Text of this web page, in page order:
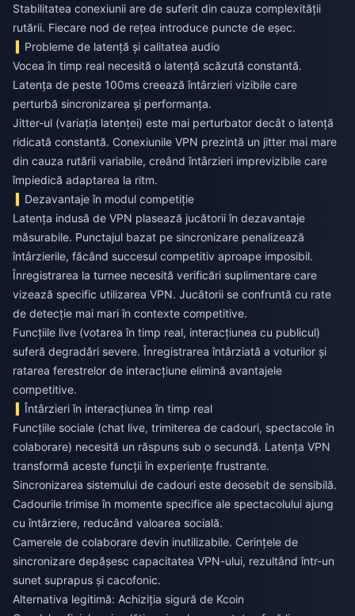
Stabilitatea conexiunii are de suferit din cauza complexității
rutării. Fiecare nod de rețea introduce puncte de eșec.
Probleme de latență și calitatea audio
Vocea în timp real necesită o latență scăzută constantă.
Latența de peste 100ms creează întârzieri vizibile care
perturbă sincronizarea și performanța.
Jitter-ul (variația latenței) este mai perturbator decât o latență
ridicată constantă. Conexiunile VPN prezintă un jitter mai mare
din cauza rutării variabile, creând întârzieri imprevizibile care
împiedică adaptarea la ritm.
Dezavantaje în modul competiție
Latența indusă de VPN plasează jucătorii în dezavantaje
măsurabile. Punctajul bazat pe sincronizare penalizează
întârzierile, făcând succesul competitiv aproape imposibil.
Înregistrarea la turnee necesită verificări suplimentare care
vizează specific utilizarea VPN. Jucătorii se confruntă cu rate
de detecție mai mari în contexte competitive.
Funcțiile live (votarea în timp real, interacțiunea cu publicul)
suferă degradări severe. Înregistrarea întârziată a voturilor și
ratarea ferestrelor de interacțiune elimină avantajele
competitive.
Întârzieri în interacțiunea în timp real
Funcțiile sociale (chat live, trimiterea de cadouri, spectacole în
colaborare) necesită un răspuns sub o secundă. Latența VPN
transformă aceste funcții în experiențe frustrante.
Sincronizarea sistemului de cadouri este deosebit de sensibilă.
Cadourile trimise în momente specifice ale spectacolului ajung
cu întârziere, reducând valoarea socială.
Camerele de colaborare devin inutilizabile. Cerințele de
sincronizare depășesc capacitatea VPN-ului, rezultând într-un
sunet suprapus și cacofonic.
Alternativa legitimă: Achiziția sigură de Kcoin